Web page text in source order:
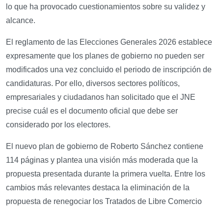
lo que ha provocado cuestionamientos sobre su validez y
alcance.
El reglamento de las Elecciones Generales 2026 establece
expresamente que los planes de gobierno no pueden ser
modificados una vez concluido el periodo de inscripción de
candidaturas. Por ello, diversos sectores políticos,
empresariales y ciudadanos han solicitado que el JNE
precise cuál es el documento oficial que debe ser
considerado por los electores.
El nuevo plan de gobierno de Roberto Sánchez contiene
114 páginas y plantea una visión más moderada que la
propuesta presentada durante la primera vuelta. Entre los
cambios más relevantes destaca la eliminación de la
propuesta de renegociar los Tratados de Libre Comercio